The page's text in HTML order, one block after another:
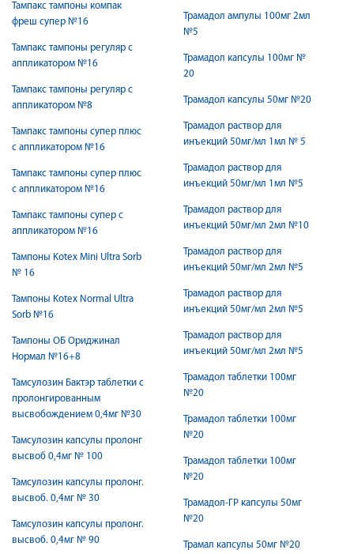
Тампакс тампоны компак
фреш супер №16
Тампакс тампоны регуляр с
аппликатором №16
Тампакс тампоны регуляр с
аппликатором №8
Тампакс тампоны супер плюс
с аппликатором №16
Тампакс тампоны супер плюс
с аппликатором №16
Тампакс тампоны супер с
аппликатором №16
Тампоны Kotex Mini Ultra Sorb
№ 16
Тампоны Kotex Normal Ultra
Sorb №16
Тампоны ОБ Ориджинал
Нормал №16+8
Тамсулозин Бактэр таблетки с
пролонгированным
высвобождением 0,4мг №30
Тамсулозин капсулы пролонг
высвоб 0,4мг № 100
Тамсулозин капсулы пролонг.
высвоб. 0,4мг № 30
Тамсулозин капсулы пролонг.
высвоб. 0,4мг № 90
Трамадол ампулы 100мг 2мл
№5
Трамадол капсулы 100мг №
20
Трамадол капсулы 50мг №20
Трамадол раствор для
инъекций 50мг/мл 1мл № 5
Трамадол раствор для
инъекций 50мг/мл 1мл №5
Трамадол раствор для
инъекций 50мг/мл 2мл №10
Трамадол раствор для
инъекций 50мг/мл 2мл №5
Трамадол раствор для
инъекций 50мг/мл 2мл №5
Трамадол раствор для
инъекций 50мг/мл 2мл №5
Трамадол таблетки 100мг
№20
Трамадол таблетки 100мг
№20
Трамадол таблетки 100мг
№20
Трамадол-ГР капсулы 50мг
№20
Трамал капсулы 50мг №20